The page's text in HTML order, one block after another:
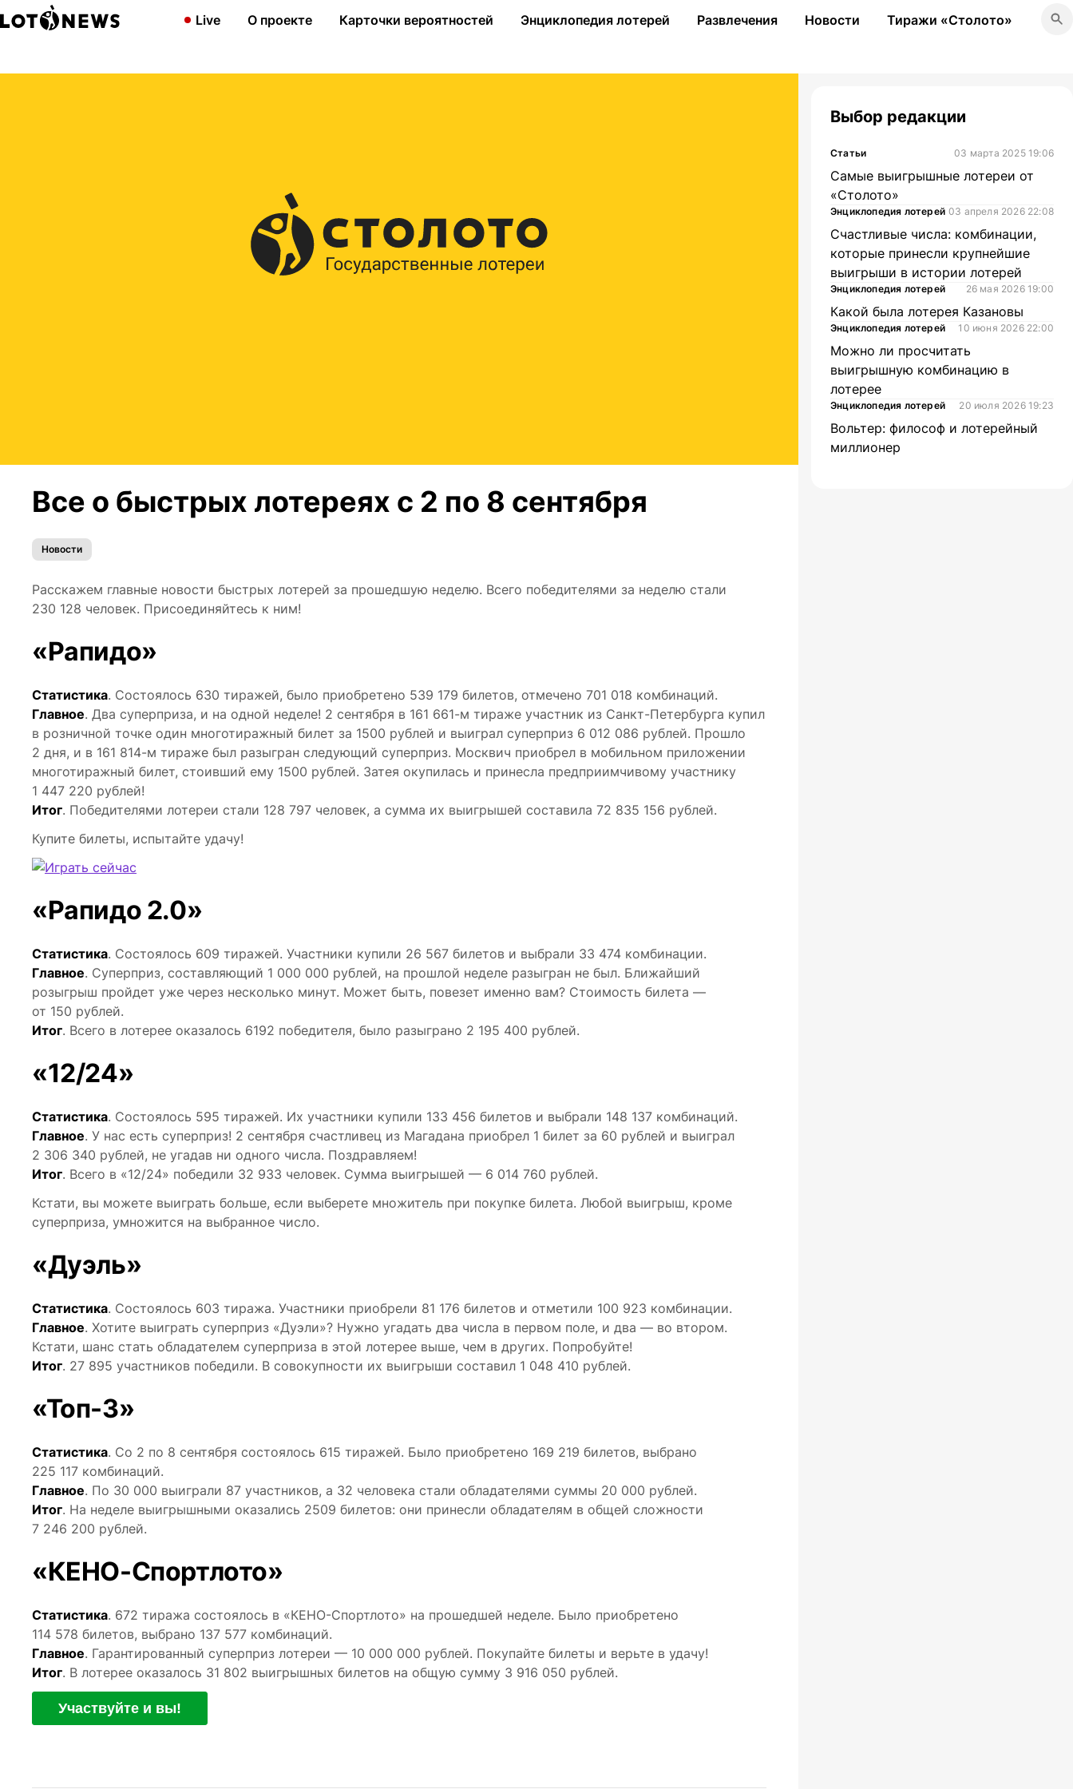
Live О проекте Карточки вероятностей Энциклопедия лотерей Развлечения Новости Тиражи «Столото»
Все о быстрых лотереях с 2 по 8 сентября
Новости
Расскажем главные новости быстрых лотерей за прошедшую неделю. Всего победителями за неделю стали
230 128 человек. Присоединяйтесь к ним!
«Рапидо»
Статистика. Состоялось 630 тиражей, было приобретено 539 179 билетов, отмечено 701 018 комбинаций.
Главное. Два суперприза, и на одной неделе! 2 сентября в 161 661-м тираже участник из Санкт-Петербурга купил
в розничной точке один многотиражный билет за 1500 рублей и выиграл суперприз 6 012 086 рублей. Прошло
2 дня, и в 161 814-м тираже был разыгран следующий суперприз. Москвич приобрел в мобильном приложении
многотиражный билет, стоивший ему 1500 рублей. Затея окупилась и принесла предприимчивому участнику
1 447 220 рублей!
Итог. Победителями лотереи стали 128 797 человек, а сумма их выигрышей составила 72 835 156 рублей.
Купите билеты, испытайте удачу!
«Рапидо 2.0»
Статистика. Состоялось 609 тиражей. Участники купили 26 567 билетов и выбрали 33 474 комбинации.
Главное. Суперприз, составляющий 1 000 000 рублей, на прошлой неделе разыгран не был. Ближайший
розыгрыш пройдет уже через несколько минут. Может быть, повезет именно вам? Стоимость билета —
от 150 рублей.
Итог. Всего в лотерее оказалось 6192 победителя, было разыграно 2 195 400 рублей.
«12/24»
Статистика. Состоялось 595 тиражей. Их участники купили 133 456 билетов и выбрали 148 137 комбинаций.
Главное. У нас есть суперприз! 2 сентября счастливец из Магадана приобрел 1 билет за 60 рублей и выиграл
2 306 340 рублей, не угадав ни одного числа. Поздравляем!
Итог. Всего в «12/24» победили 32 933 человек. Сумма выигрышей — 6 014 760 рублей.
Кстати, вы можете выиграть больше, если выберете множитель при покупке билета. Любой выигрыш, кроме
суперприза, умножится на выбранное число.
«Дуэль»
Статистика. Состоялось 603 тиража. Участники приобрели 81 176 билетов и отметили 100 923 комбинации.
Главное. Хотите выиграть суперприз «Дуэли»? Нужно угадать два числа в первом поле, и два — во втором.
Кстати, шанс стать обладателем суперприза в этой лотерее выше, чем в других. Попробуйте!
Итог. 27 895 участников победили. В совокупности их выигрыши составил 1 048 410 рублей.
«Топ-3»
Статистика. Со 2 по 8 сентября состоялось 615 тиражей. Было приобретено 169 219 билетов, выбрано
225 117 комбинаций.
Главное. По 30 000 выиграли 87 участников, а 32 человека стали обладателями суммы 20 000 рублей.
Итог. На неделе выигрышными оказались 2509 билетов: они принесли обладателям в общей сложности
7 246 200 рублей.
«КЕНО-Спортлото»
Статистика. 672 тиража состоялось в «КЕНО-Спортлото» на прошедшей неделе. Было приобретено
114 578 билетов, выбрано 137 577 комбинаций.
Главное. Гарантированный суперприз лотереи — 10 000 000 рублей. Покупайте билеты и верьте в удачу!
Итог. В лотерее оказалось 31 802 выигрышных билетов на общую сумму 3 916 050 рублей.
Участвуйте и вы!
Выбор редакции
Статьи 03 марта 2025 19:06
Самые выигрышные лотереи от
«Столото»
Энциклопедия лотерей 03 апреля 2026 22:08
Счастливые числа: комбинации,
которые принесли крупнейшие
выигрыши в истории лотерей
Энциклопедия лотерей 26 мая 2026 19:00
Какой была лотерея Казановы
Энциклопедия лотерей 10 июня 2026 22:00
Можно ли просчитать
выигрышную комбинацию в
лотерее
Энциклопедия лотерей 20 июля 2026 19:23
Вольтер: философ и лотерейный
миллионер